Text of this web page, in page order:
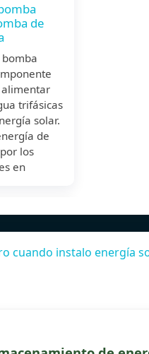
de
trifásicas
solar.
de
los
en
cuando instalo energía